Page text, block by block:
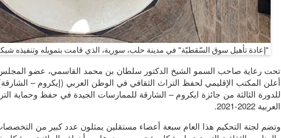
"إعادة تأهيل سوق السّقطيّة" في مدينة حلب، سورية، الذي قامت بتمويله وتنفيذه شبكة
تحت رعاية صاحب السمو الشيخ الدكتور سلطان بن محمد القاسمي، عضو المجلس
أعلن المكتب الإقليمي لحفظ التراث الثقافي في الوطن العربي (إيكروم –
للدورة الثالثة من جائزة ايكروم – الشارقة للممارسات الجيدة في حفظ وحماية
العربية 2022-2021.
وتضم لجنة التحكيم هذا العام سبعة أعضاء مستقلين يمثلون عدد كبير من التخصصات